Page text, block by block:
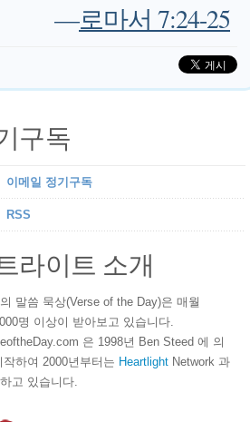
—로마서 7:24-25
구독
이메일 정기구독
RSS
라이트 소개
말씀 묵상(Verse of the Day)은 매월
명 이상이 받아보고 있습니다.
은 1998년 Ben Steed 에 의
작하여 2000년부터는 Heartlight Network 과
고 있습니다.